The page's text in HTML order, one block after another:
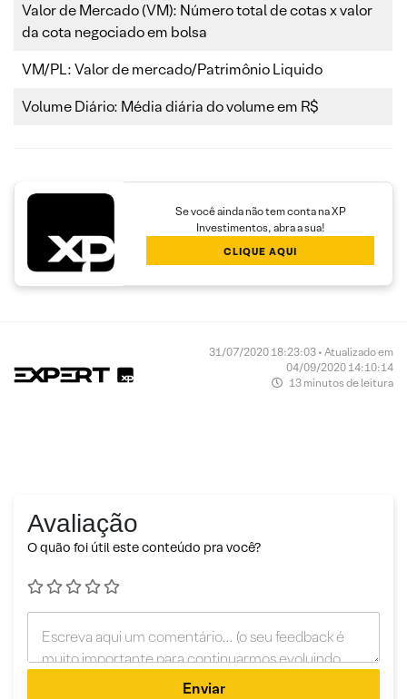
Valor de Mercado (VM): Número total de cotas x valor
da cota negociado em bolsa
VM/PL: Valor de mercado/Patrimônio Liquido
Volume Diário: Média diária do volume em R$
Se você ainda não tem conta na XP
Investimentos, abra a sua!
CLIQUE AQUI
31/07/2020 18:23:03 • Atualizado em
04/09/2020 14:10:14
13 minutos de leitura
Avaliação
O quão foi útil este conteúdo pra você?
Enviar